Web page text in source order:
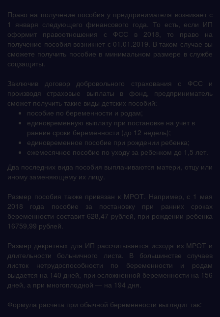
Право на получение пособия у предпринимателя возникает с
1 января следующего финансового года. То есть, если ИП
оформит правоотношения с ФСС в 2018, то право на
получение пособия возникнет с 01.01.2019. В таком случае вы
сможете получить пособие в минимальном размере в службе
соцзащиты.
Заключив договор добровольного страхования с ФСС и
производя страховые выплаты в фонд, предприниматель
сможет получить такие виды детских пособий:
пособие по беременности и родам;
единовременную выплату при постановке на учет в
ранние сроки беременности (до 12 недель);
единовременное пособие при рождении ребенка;
ежемесячное пособие по уходу за ребенком до 1,5 лет.
Два последних вида пособия выплачиваются матери, отцу или
иному заменяющему их лицу.
Размер пособия также привязан к МРОТ. Например, с 1 мая
2018 года пособие за постановку при ранних сроках
беременности составит 628,47 рублей, при рождении ребенка
16759,99 рублей.
Размер декретных для ИП рассчитывается исходя из МРОТ и
длительности больничного листа. В большинстве случаев
листок нетрудоспособности по беременности и родам
выдается на 140 дней, при осложненной беременности на 156
дней, а при многоплодной — на 194 дня.
Формула расчета при обычной беременности выглядит так: